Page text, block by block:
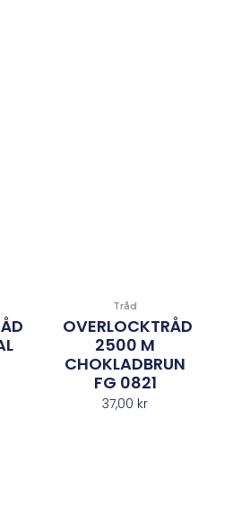
Tråd
OVERLOCKTRÅD
2500 M
CHOKLADBRUN
FG 0821
37,00 kr